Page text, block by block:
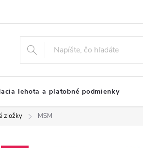
lehota a platobné podmienky
zložky MSM